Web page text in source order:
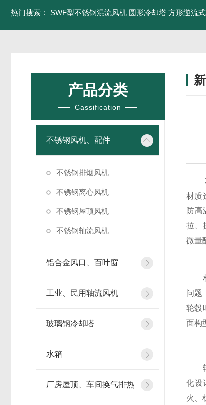
热门搜索： SWF型不锈钢混流风机 圆形冷却塔 方形逆流
产品分类
Cassification
不锈钢风机、配件
不锈钢排烟风机
不锈钢离心风机
不锈钢屋顶风机
不锈钢轴流风机
铝合金风口、百叶窗
工业、民用轴流风机
玻璃钢冷却塔
水箱
厂房屋顶、车间换气排热
材质
防高
拉、
微量
材
问题
轮毂
面构
轮
化设
火、